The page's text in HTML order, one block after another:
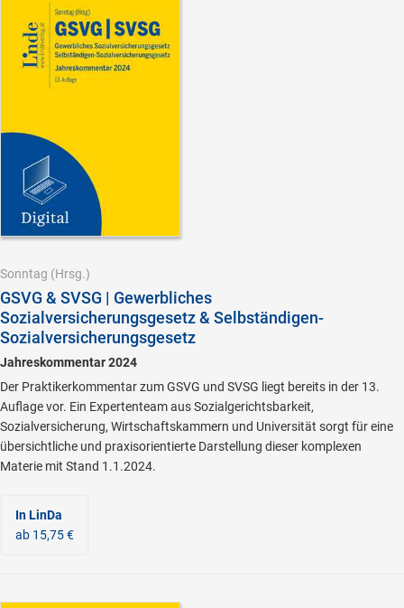
Sonntag (Hrsg.)
GSVG & SVSG | Gewerbliches
Sozialversicherungsgesetz & Selbständigen-
Sozialversicherungsgesetz
Jahreskommentar 2024
Der Praktikerkommentar zum GSVG und SVSG liegt bereits in der 13.
Auflage vor. Ein Expertenteam aus Sozialgerichtsbarkeit,
Sozialversicherung, Wirtschaftskammern und Universität sorgt für eine
übersichtliche und praxisorientierte Darstellung dieser komplexen
Materie mit Stand 1.1.2024.
In LinDa
ab 15,75 €